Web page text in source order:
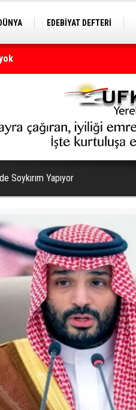
DÜNYA EDEBİYAT DEFTERİ
Türkiye yeni bir döneme
Soykırım Yapıyor